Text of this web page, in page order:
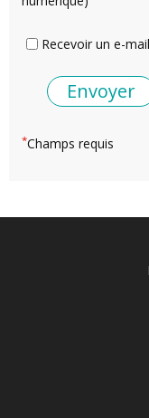
Recevoir un e-
*Champs requis